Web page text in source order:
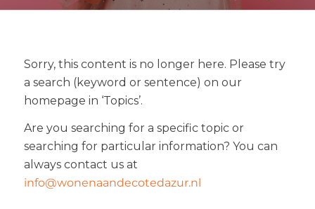
Sorry, this content is no longer here. Please try
a search (keyword or sentence) on our
homepage in ‘Topics’.
Are you searching for a specific topic or
searching for particular information? You can
always contact us at
info@wonenaandecotedazur.nl